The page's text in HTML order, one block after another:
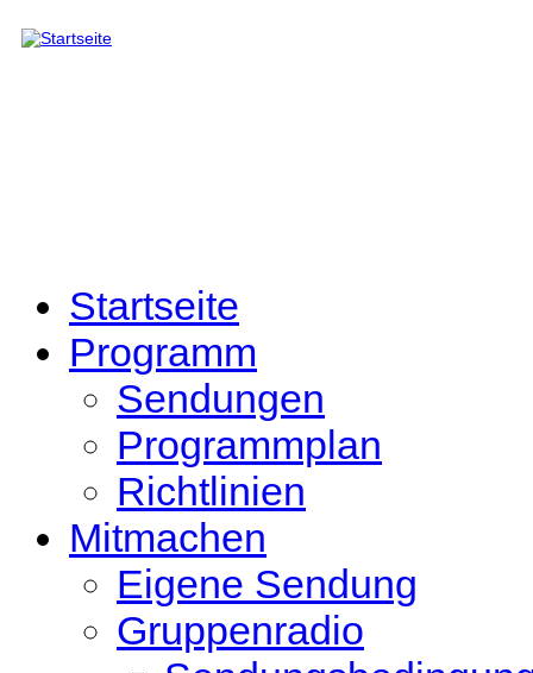
Direkt zum Inhalt
Startseite
Programm
Sendungen
Programmplan
Richtlinien
Mitmachen
Eigene Sendung
Gruppenradio